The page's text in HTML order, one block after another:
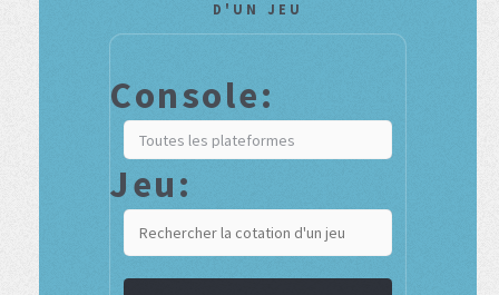
D'UN JEU
Console:
Jeu: